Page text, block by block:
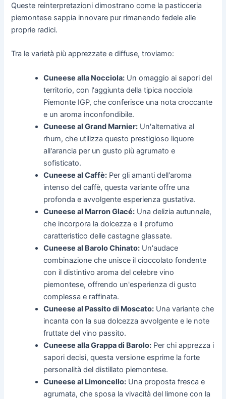
Queste reinterpretazioni dimostrano come la pasticceria
piemontese sappia innovare pur rimanendo fedele alle
proprie radici.
Tra le varietà più apprezzate e diffuse, troviamo:
Cuneese alla Nocciola: Un omaggio ai sapori del
territorio, con l'aggiunta della tipica nocciola
Piemonte IGP, che conferisce una nota croccante
e un aroma inconfondibile.
Cuneese al Grand Marnier: Un'alternativa al
rhum, che utilizza questo prestigioso liquore
all'arancia per un gusto più agrumato e
sofisticato.
Cuneese al Caffè: Per gli amanti dell'aroma
intenso del caffè, questa variante offre una
profonda e avvolgente esperienza gustativa.
Cuneese al Marron Glacé: Una delizia autunnale,
che incorpora la dolcezza e il profumo
caratteristico delle castagne glassate.
Cuneese al Barolo Chinato: Un'audace
combinazione che unisce il cioccolato fondente
con il distintivo aroma del celebre vino
piemontese, offrendo un'esperienza di gusto
complessa e raffinata.
Cuneese al Passito di Moscato: Una variante che
incanta con la sua dolcezza avvolgente e le note
fruttate del vino passito.
Cuneese alla Grappa di Barolo: Per chi apprezza i
sapori decisi, questa versione esprime la forte
personalità del distillato piemontese.
Cuneese al Limoncello: Una proposta fresca e
agrumata, che sposa la vivacità del limone con la